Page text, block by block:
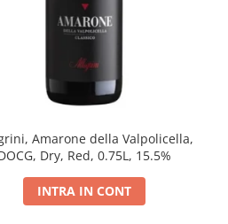
Amarone della Valpolicella,
Dry, Red, 0.75L, 15.5%
INTRA IN CONT